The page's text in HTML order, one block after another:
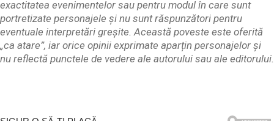
exactitatea evenimentelor sau pentru modul în care sunt
portretizate personajele și nu sunt răspunzători pentru
eventuale interpretări greșite. Această poveste este oferită
„ca atare”, iar orice opinii exprimate aparțin personajelor și
nu reflectă punctele de vedere ale autorului sau ale editorului.